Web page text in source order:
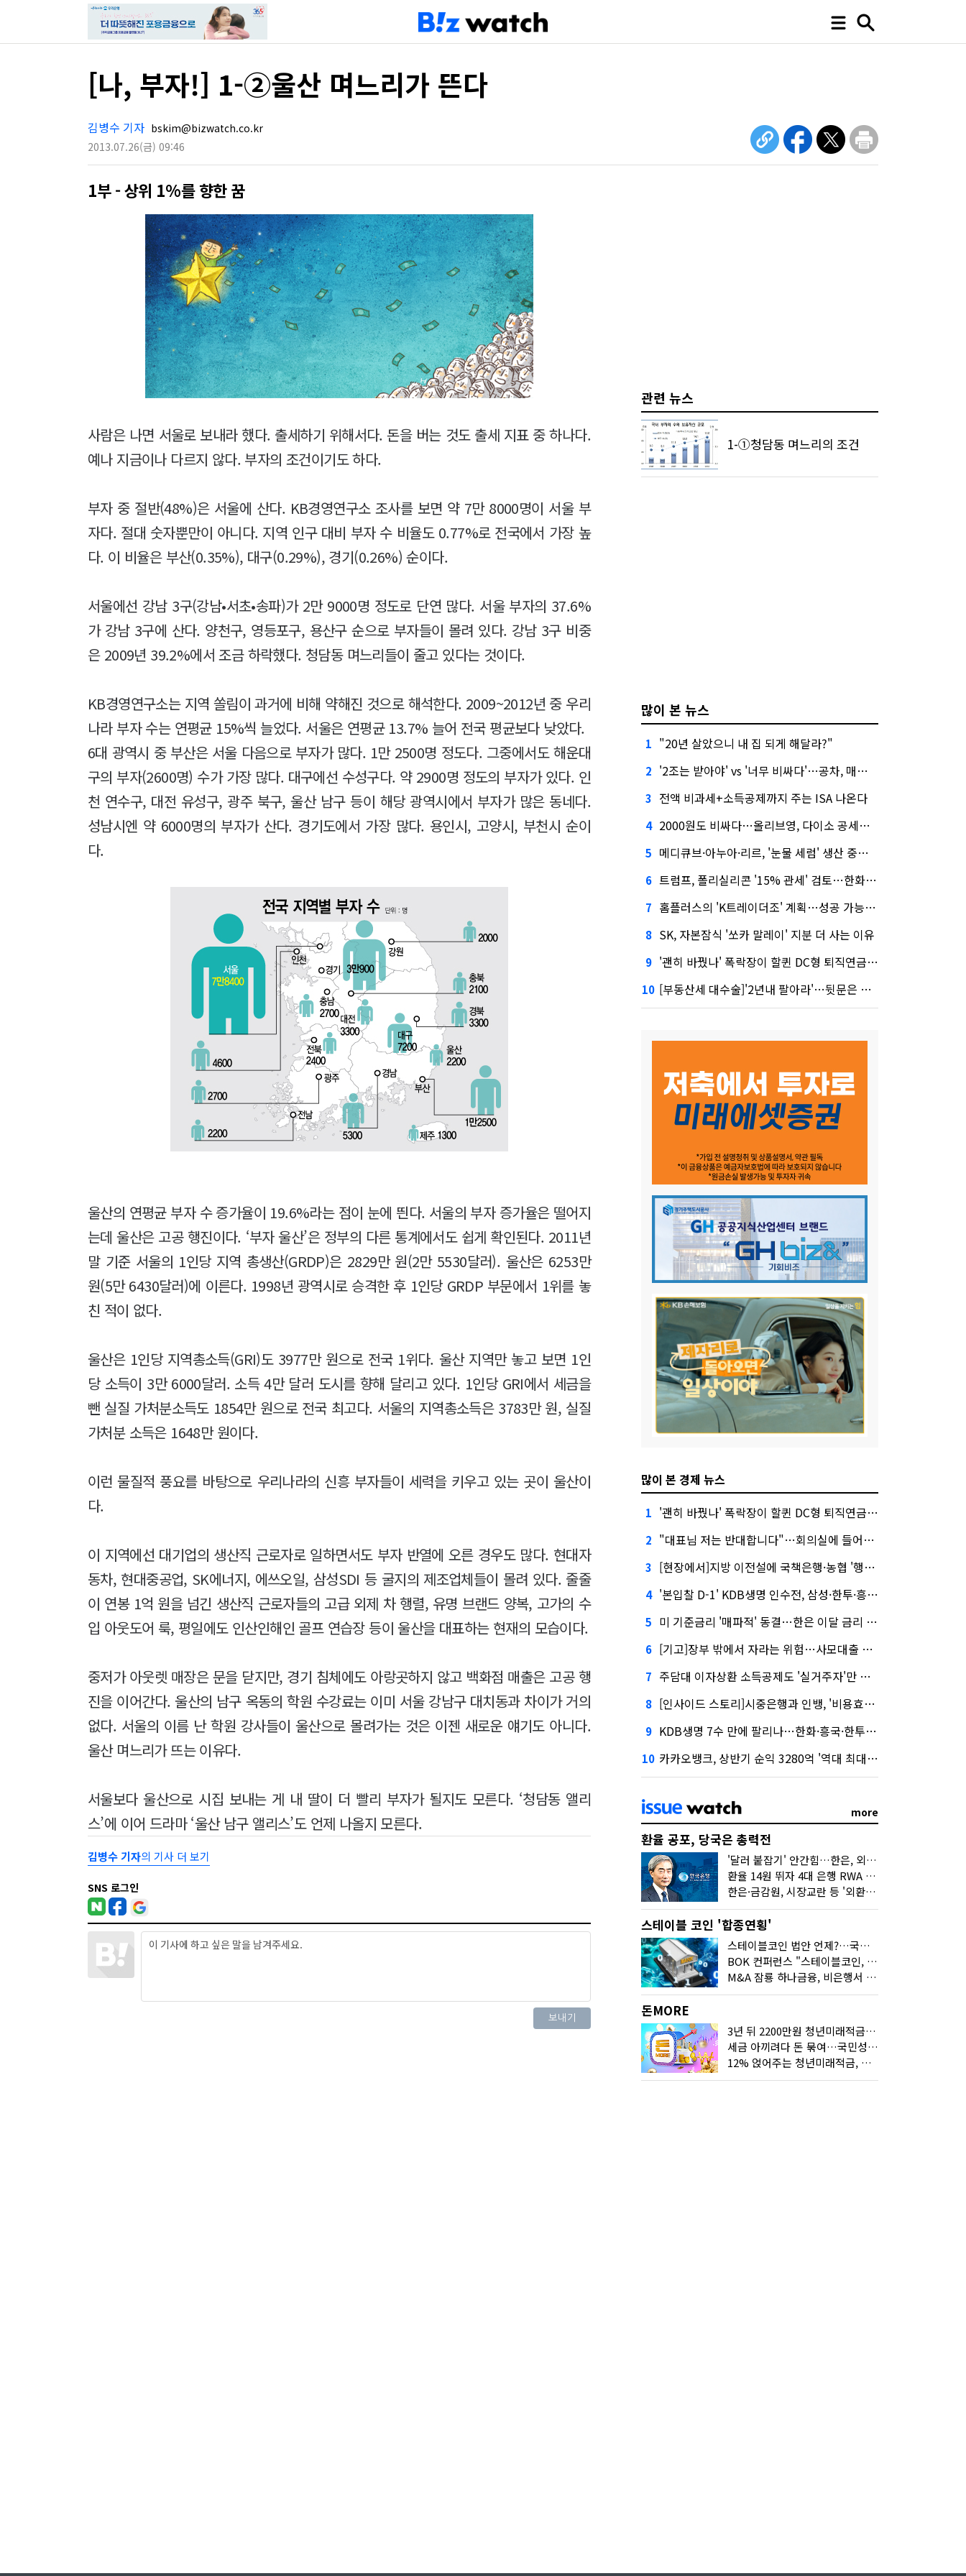
[나, 부자!] 1-②울산 며느리가 뜬다
김병수 기자 bskim@bizwatch.co.kr
2013.07.26(금) 09:46
1부 - 상위 1%를 향한 꿈
사람은 나면 서울로 보내라 했다. 출세하기 위해서다. 돈을 버는 것도 출세 지표 중 하나다.
예나 지금이나 다르지 않다. 부자의 조건이기도 하다.
부자 중 절반(48%)은 서울에 산다. KB경영연구소 조사를 보면 약 7만 8000명이 서울 부
자다. 절대 숫자뿐만이 아니다. 지역 인구 대비 부자 수 비율도 0.77%로 전국에서 가장 높
다. 이 비율은 부산(0.35%), 대구(0.29%), 경기(0.26%) 순이다.
서울에선 강남 3구(강남•서초•송파)가 2만 9000명 정도로 단연 많다. 서울 부자의 37.6%
가 강남 3구에 산다. 양천구, 영등포구, 용산구 순으로 부자들이 몰려 있다. 강남 3구 비중
은 2009년 39.2%에서 조금 하락했다. 청담동 며느리들이 줄고 있다는 것이다.
KB경영연구소는 지역 쏠림이 과거에 비해 약해진 것으로 해석한다. 2009~2012년 중 우리
나라 부자 수는 연평균 15%씩 늘었다. 서울은 연평균 13.7% 늘어 전국 평균보다 낮았다.
6대 광역시 중 부산은 서울 다음으로 부자가 많다. 1만 2500명 정도다. 그중에서도 해운대
구의 부자(2600명) 수가 가장 많다. 대구에선 수성구다. 약 2900명 정도의 부자가 있다. 인
천 연수구, 대전 유성구, 광주 북구, 울산 남구 등이 해당 광역시에서 부자가 많은 동네다.
성남시엔 약 6000명의 부자가 산다. 경기도에서 가장 많다. 용인시, 고양시, 부천시 순이
다.
울산의 연평균 부자 수 증가율이 19.6%라는 점이 눈에 띈다. 서울의 부자 증가율은 떨어지
는데 울산은 고공 행진이다. ‘부자 울산’은 정부의 다른 통계에서도 쉽게 확인된다. 2011년
말 기준 서울의 1인당 지역 총생산(GRDP)은 2829만 원(2만 5530달러). 울산은 6253만
원(5만 6430달러)에 이른다. 1998년 광역시로 승격한 후 1인당 GRDP 부문에서 1위를 놓
친 적이 없다.
울산은 1인당 지역총소득(GRI)도 3977만 원으로 전국 1위다. 울산 지역만 놓고 보면 1인
당 소득이 3만 6000달러. 소득 4만 달러 도시를 향해 달리고 있다. 1인당 GRI에서 세금을
뺀 실질 가처분소득도 1854만 원으로 전국 최고다. 서울의 지역총소득은 3783만 원, 실질
가처분 소득은 1648만 원이다.
이런 물질적 풍요를 바탕으로 우리나라의 신흥 부자들이 세력을 키우고 있는 곳이 울산이
다.
이 지역에선 대기업의 생산직 근로자로 일하면서도 부자 반열에 오른 경우도 많다. 현대자
동차, 현대중공업, SK에너지, 에쓰오일, 삼성SDI 등 굴지의 제조업체들이 몰려 있다. 줄줄
이 연봉 1억 원을 넘긴 생산직 근로자들의 고급 외제 차 행렬, 유명 브랜드 양복, 고가의 수
입 아웃도어 룩, 평일에도 인산인해인 골프 연습장 등이 울산을 대표하는 현재의 모습이다.
중저가 아웃렛 매장은 문을 닫지만, 경기 침체에도 아랑곳하지 않고 백화점 매출은 고공 행
진을 이어간다. 울산의 남구 옥동의 학원 수강료는 이미 서울 강남구 대치동과 차이가 거의
없다. 서울의 이름 난 학원 강사들이 울산으로 몰려가는 것은 이젠 새로운 얘기도 아니다.
울산 며느리가 뜨는 이유다.
서울보다 울산으로 시집 보내는 게 내 딸이 더 빨리 부자가 될지도 모른다. ‘청담동 앨리
스’에 이어 드라마 ‘울산 남구 앨리스’도 언제 나올지 모른다.
김병수 기자의 기사 더 보기
SNS 로그인
관련 뉴스
1-①청담동 며느리의 조건
많이 본 뉴스
1 "20년 살았으니 내 집 되게 해달라?"
2 '2조는 받아야' vs '너무 비싸다'…공차, 매각 성공할까
3 전액 비과세+소득공제까지 주는 ISA 나온다
4 2000원도 비싸다…올리브영, 다이소 공세에 '가성비'로 맞불
5 메디큐브·아누아·리르, '눈물 세럼' 생산 중단한다
6 트럼프, 폴리실리콘 '15% 관세' 검토…한화큐셀·OCI 영향은?
7 홈플러스의 'K트레이더조' 계획…성공 가능성은 '글쎄'
8 SK, 자본잠식 '쏘카 말레이' 지분 더 사는 이유
9 '괜히 바꿨나' 폭락장이 할퀸 DC형 퇴직연금…전문가 조언은
10 [부동산세 대수술]'2년내 팔아라'…뒷문은 열었다
많이 본 경제 뉴스
1 '괜히 바꿨나' 폭락장이 할퀸 DC형 퇴직연금…전문가 조언은
2 "대표님 저는 반대합니다"…회의실에 들어온 신한금융 AI
3 [현장에서]지방 이전설에 국책은행·농협 '행동파'…금감원 '신중모드'
4 '본입찰 D-1' KDB생명 인수전, 삼성·한투·흥국 셈법은?
5 미 기준금리 '매파적' 동결…한은 이달 금리 향방은?
6 [기고]장부 밖에서 자라는 위험…사모대출 시장과 AI
7 주담대 이자상환 소득공제도 '실거주자'만 가능
8 [인사이드 스토리]시중은행과 인뱅, '비용효율성' 다른 잣대 왜?
9 KDB생명 7수 만에 팔리나…한화·흥국·한투 3파전
10 카카오뱅크, 상반기 순익 3280억 '역대 최대'…"캐피탈, 자산 1조원 이상"
more
환율 공포, 당국은 총력전
'달러 붙잡기' 안간힘…한은, 외화 초과지준에 이자 6개월 더
환율 14원 뛰자 4대 은행 RWA 6조 '눈덩이'…2배 뛴 2분기는?
한은·금감원, 시장교란 등 '외환공동검사'…환율 급등 전방위 대응
스테이블 코인 '합종연횡'
스테이블코인 법안 언제?…국회에 쏠린 시선
BOK 컨퍼런스 "스테이블코인, 결제 넘어 보험 대출 등 금융 연결 도구"
M&A 잠룡 하나금융, 비은행서 '두나무'로 눈돌린 이유는
돈MORE
3년 뒤 2200만원 청년미래적금, 최고 금리 받으려면?
세금 아끼려다 돈 묶여…국민성장펀드 누가 가입하면 좋을까
12% 얹어주는 청년미래적금, 갈아타기 거절 될수 있어요